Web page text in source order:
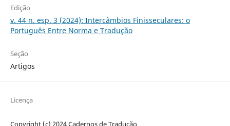
Edição
v. 44 n. esp. 3 (2024): Intercâmbios Finisseculares: o
Português Entre Norma e Tradução
Seção
Artigos
Licença
Copyright (c) 2024 Cadernos de Tradução